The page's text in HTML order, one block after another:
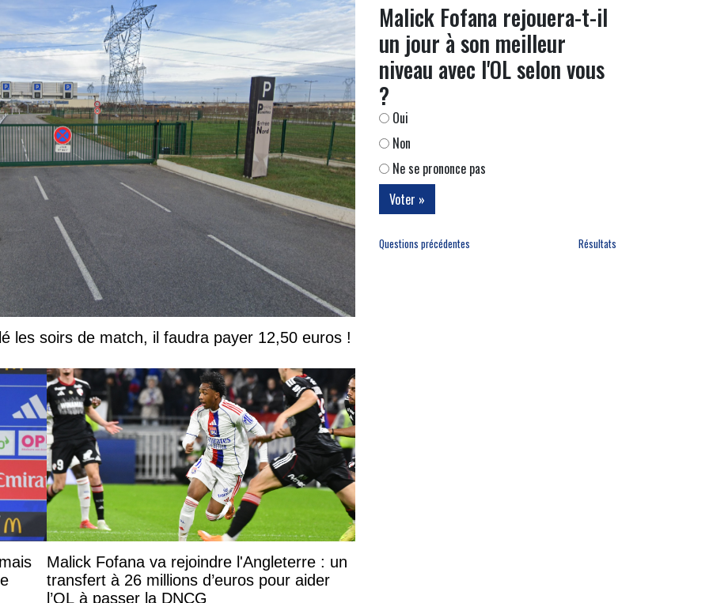
les soirs de match, il faudra payer 12,50 euros !
Malick Fofana va rejoindre l'Angleterre : un
transfert à 26 millions d’euros pour aider
l’OL à passer la DNCG
Malick Fofana rejouera-t-il
un jour à son meilleur
niveau avec l'OL selon vous
?
Oui
Non
Ne se prononce pas
Questions précédentes Résultats